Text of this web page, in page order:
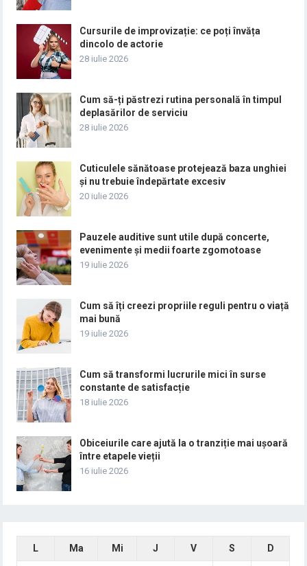
Cursurile de improvizație: ce poți învăța
dincolo de actorie
28 iulie 2026
Cum să-ți păstrezi rutina personală în timpul
deplasărilor de serviciu
28 iulie 2026
Cuticulele sănătoase protejează baza unghiei
și nu trebuie îndepărtate excesiv
20 iulie 2026
Pauzele auditive sunt utile după concerte,
evenimente și medii foarte zgomotoase
19 iulie 2026
Cum să îți creezi propriile reguli pentru o viață
mai bună
19 iulie 2026
Cum să transformi lucrurile mici în surse
constante de satisfacție
18 iulie 2026
Obiceiurile care ajută la o tranziție mai ușoară
între etapele vieții
16 iulie 2026
L Ma Mi J V S D